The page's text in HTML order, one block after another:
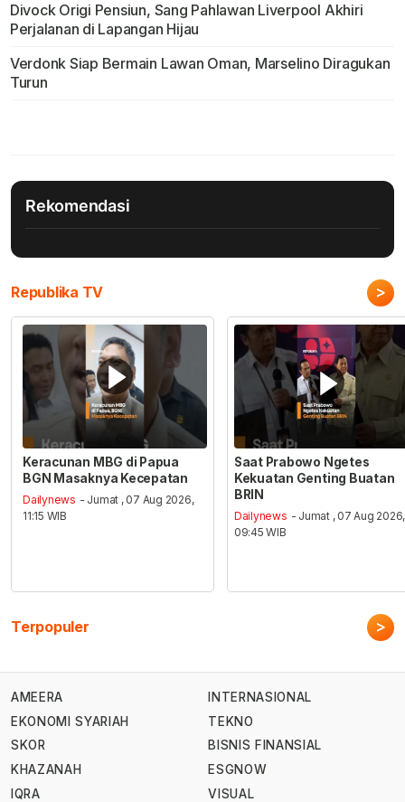
Divock Origi Pensiun, Sang Pahlawan Liverpool Akhiri
Perjalanan di Lapangan Hijau
Verdonk Siap Bermain Lawan Oman, Marselino Diragukan
Turun
Rekomendasi
Republika TV >
Keracunan MBG di Papua
BGN Masaknya Kecepatan
Dailynews - Jumat , 07 Aug 2026,
11:15 WIB
Saat Prabowo Ngetes
Kekuatan Genting Buatan
BRIN
Dailynews - Jumat , 07 Aug 2026,
09:45 WIB
Terpopuler >
AMEERA
EKONOMI SYARIAH
SKOR
KHAZANAH
IQRA
INTERNASIONAL
TEKNO
BISNIS FINANSIAL
ESGNOW
VISUAL